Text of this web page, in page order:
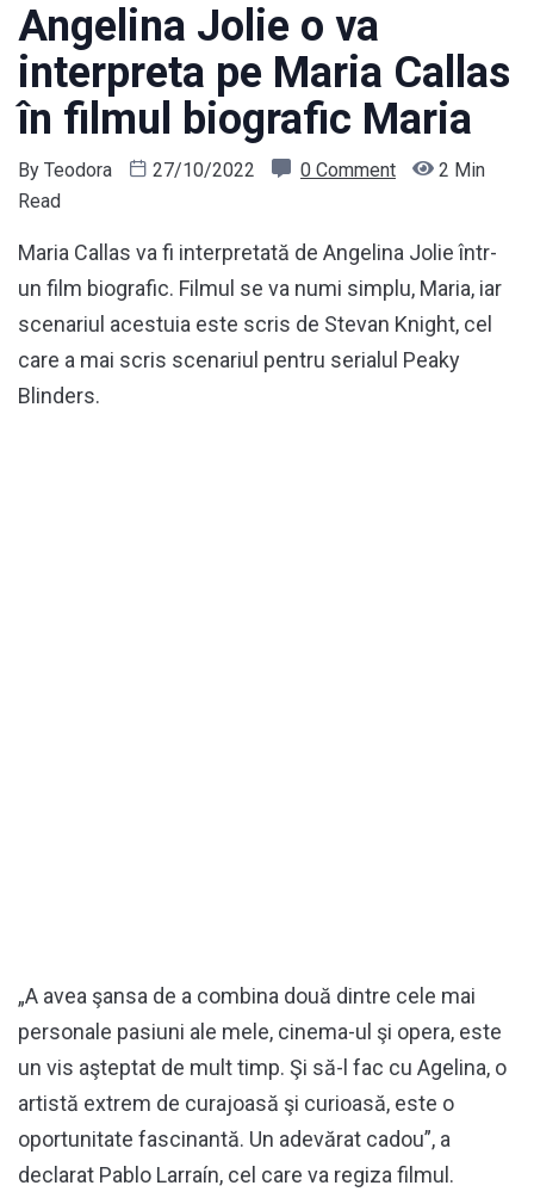
Angelina Jolie o va
interpreta pe Maria Callas
în filmul biografic Maria
By Teodora 27/10/2022 0 Comment
2 Min
Read
Maria Callas va fi interpretată de Angelina Jolie într-
un film biografic. Filmul se va numi simplu, Maria, iar
scenariul acestuia este scris de Stevan Knight, cel
care a mai scris scenariul pentru serialul Peaky
Blinders.
„A avea şansa de a combina două dintre cele mai
personale pasiuni ale mele, cinema-ul şi opera, este
un vis aşteptat de mult timp. Şi să-l fac cu Agelina, o
artistă extrem de curajoasă şi curioasă, este o
oportunitate fascinantă. Un adevărat cadou”, a
declarat Pablo Larraín, cel care va regiza filmul.